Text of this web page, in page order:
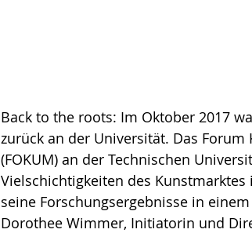
Back to the roots: Im Oktober 2017
zurück an der Universität. Das
(FOKUM) an der Technischen
Vielschichtigkeiten des
seine Forschungsergebnisse in
Dorothee Wimmer, Initiatorin und